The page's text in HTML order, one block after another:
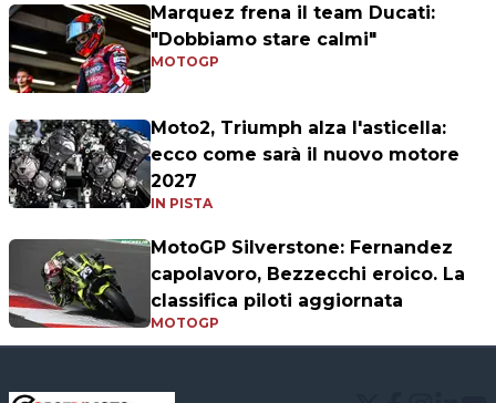
Marquez frena il team Ducati:
"Dobbiamo stare calmi"
MOTOGP
Moto2, Triumph alza l'asticella:
ecco come sarà il nuovo motore
2027
IN PISTA
MotoGP Silverstone: Fernandez
capolavoro, Bezzecchi eroico. La
classifica piloti aggiornata
MOTOGP